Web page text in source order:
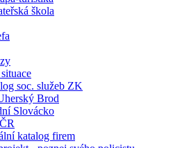
škola
soc. služeb ZK
Brod
Slovácko
katalog firem